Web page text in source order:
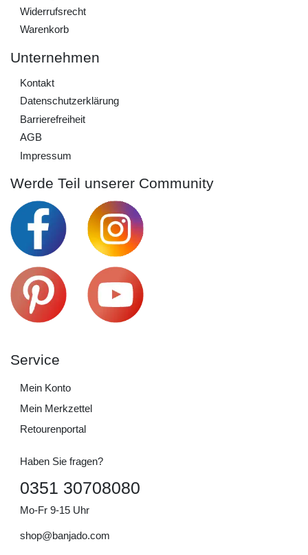
Widerrufs­recht
Warenkorb
Unternehmen
Kontakt
Daten­schutz­erklärung
Barrierefreiheit
AGB
Impressum
Werde Teil unserer Community
Service
Mein Konto
Mein Merkzettel
Retourenportal
Haben Sie fragen?
0351 30708080
Mo-Fr 9-15 Uhr
shop@banjado.com